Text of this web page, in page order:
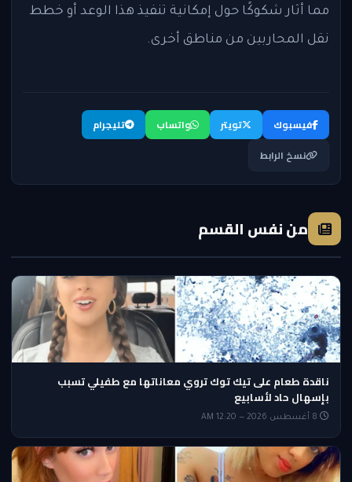
مما أثار شكوكًا حول إمكانية تنفيذ هذا الوعد أو خطط
نقل المحاربين من مناطق أخرى.
فيسبوك تويتر واتساب
تليجرام
نسخ الرابط
من نفس القسم
ناقدة طعام على تيك توك تروي معاناتها مع طفيلي تسبب
بإسهال حاد لأسابيع